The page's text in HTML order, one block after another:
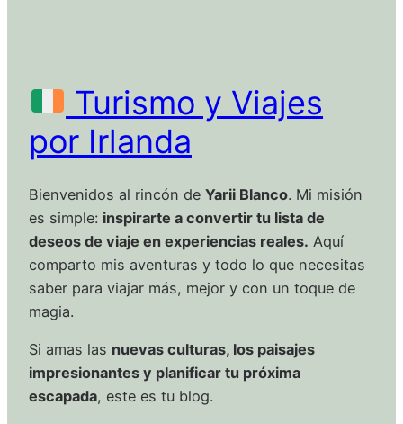
Turismo y Viajes
por Irlanda
Bienvenidos al rincón de Yarii Blanco. Mi misión
es simple: inspirarte a convertir tu lista de
deseos de viaje en experiencias reales. Aquí
comparto mis aventuras y todo lo que necesitas
saber para viajar más, mejor y con un toque de
magia.
Si amas las nuevas culturas, los paisajes
impresionantes y planificar tu próxima
escapada, este es tu blog.